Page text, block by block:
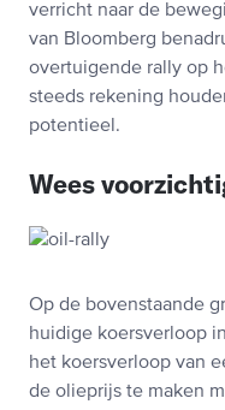
verricht naar de
van Bloomberg
overtuigende rally op
steeds rekening
potentieel.
Wees
Op de bovenstaande
huidige koersverloop
het koersverloop van
de olieprijs te maken